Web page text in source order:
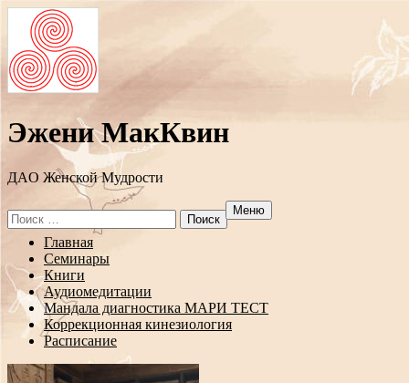
Эжени МакКвин
ДAO Женской Мудрости
Search
for:
Меню
Перейти
содержанию
Главная
Семинары
Книги
Аудиомедитации
Мандала диагностика МАРИ ТЕСТ
Коррекционная кинезиология
Расписание